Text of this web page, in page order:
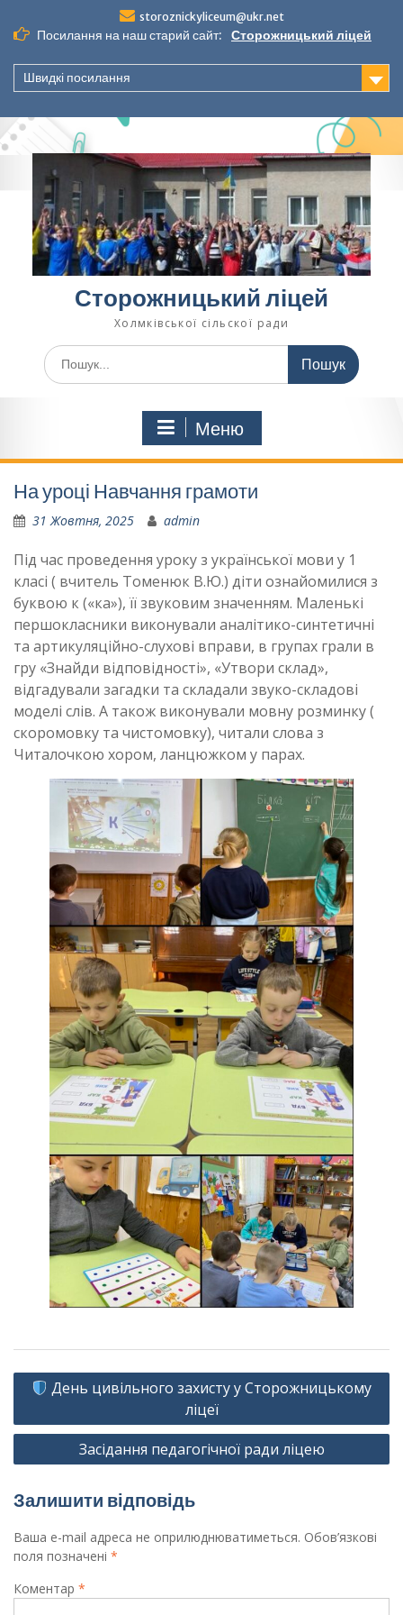
до
вмісту
storoznickyliceum@ukr.net
Посилання на наш старий сайт: Сторожницький ліцей
Швидкі посилання
Сторожницький ліцей
Холмківської сільскої ради
Шукати:
Меню
На уроці Навчання грамоти
31 Жовтня, 2025 admin
Під час проведення уроку з української мови у 1
класі ( вчитель Томенюк В.Ю.) діти ознайомилися з
буквою к («ка»), її звуковим значенням. Маленькі
першокласники виконували аналітико-синтетичні
та артикуляційно-слухові вправи, в групах грали в
гру «Знайди відповідності», «Утвори склад»,
відгадували загадки та складали звуко-складові
моделі слів. А також виконували мовну розминку (
скоромовку та чистомовку), читали слова з
Читалочкою хором, ланцюжком у парах.
Навігація
записів
День цивільного захисту у Сторожницькому
ліцеї
Засідання педагогічної ради ліцею
Залишити відповідь
Ваша e-mail адреса не оприлюднюватиметься. Обов’язкові
поля позначені *
Коментар *